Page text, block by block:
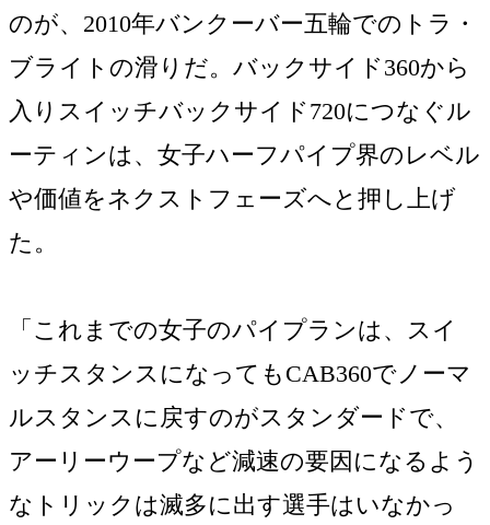
のが、2010年バンクーバー五輪でのトラ・
ブライトの滑りだ。バックサイド360から
入りスイッチバックサイド720につなぐル
ーティンは、女子ハーフパイプ界のレベル
や価値をネクストフェーズへと押し上げ
た。
「これまでの女子のパイプランは、スイ
ッチスタンスになってもCAB360でノーマ
ルスタンスに戻すのがスタンダードで、
アーリーウープなど減速の要因になるよう
なトリックは滅多に出す選手はいなかっ